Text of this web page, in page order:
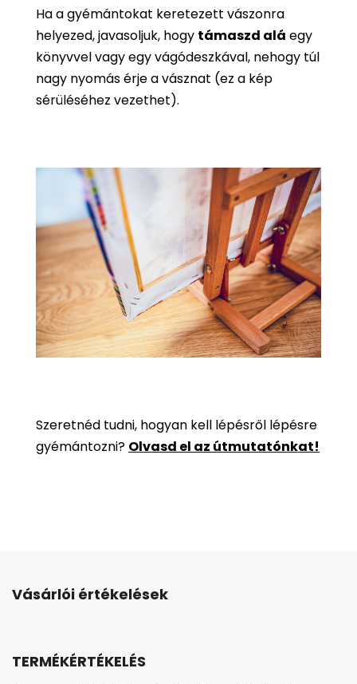
Ha a gyémántokat keretezett vászonra
helyezed, javasoljuk, hogy támaszd alá egy
könyvvel vagy egy vágódeszkával, nehogy túl
nagy nyomás érje a vásznat (ez a kép
sérüléséhez vezethet).
Szeretnéd tudni, hogyan kell lépésről lépésre
gyémántozni? Olvasd el az útmutatónkat!
Vásárlói értékelések
TERMÉKÉRTÉKELÉS